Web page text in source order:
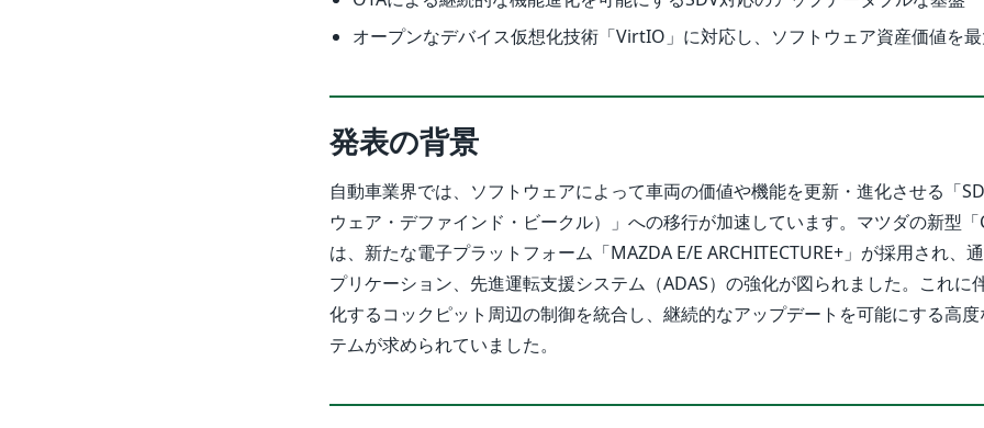
オープンなデバイス仮想化技術「VirtIO」に対応し、ソフトウェア資産価値を
発表の背景
自動車業界では、ソフトウェアによって車両の価値や機能を更新・進化させる「
ウェア・デファインド・ビークル）」への移行が加速しています。マツダの新型「
は、新たな電子プラットフォーム「MAZDA E/E ARCHITECTURE+」が採用され、
プリケーション、先進運転支援システム（ADAS）の強化が図られました。これに
化するコックピット周辺の制御を統合し、継続的なアップデートを可能にする高度
テムが求められていました。